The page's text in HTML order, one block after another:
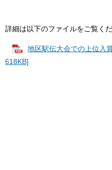
詳細は以下のファイルをご覧くだ
地区駅伝大会での上位
618KB]